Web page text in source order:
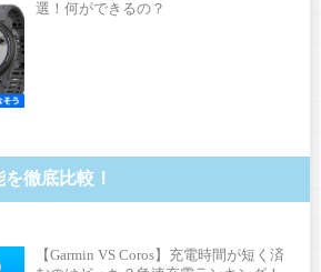
選！何ができるの？
を徹底比較！
【Garmin VS Coros】充電時間が短く済